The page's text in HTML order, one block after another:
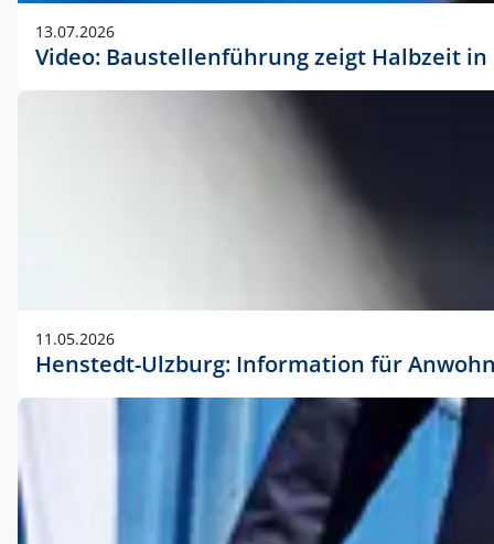
13.07.2026
Video: Baustellenführung zeigt Halbzeit
11.05.2026
Henstedt-Ulzburg: Information für